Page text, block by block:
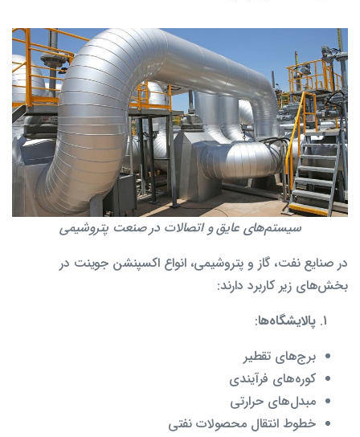
سیستم‌های عایق و اتصالات در صنعت پتروشیمی
در صنایع نفت، گاز و پتروشیمی، انواع اکسپنشن جوینت در
بخش‌های زیر کاربرد دارند:
پالایشگاه‌ها:
برج‌های تقطیر
کوره‌های فرآیندی
مبدل‌های حرارتی
خطوط انتقال محصولات نفتی